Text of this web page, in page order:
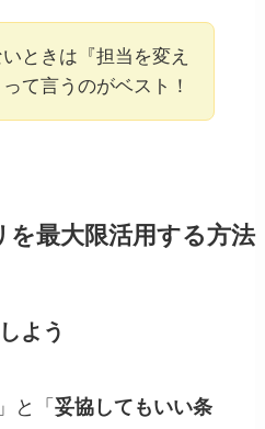
ときは『担当を変え
て言うのがベスト！
最大限活用する方法
よう
」と「妥協してもいい条